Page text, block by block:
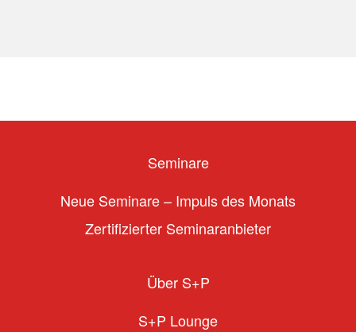
Seminare
Neue Seminare – Impuls des Monats
Zertifizierter Seminaranbieter
Über S+P
S+P Lounge